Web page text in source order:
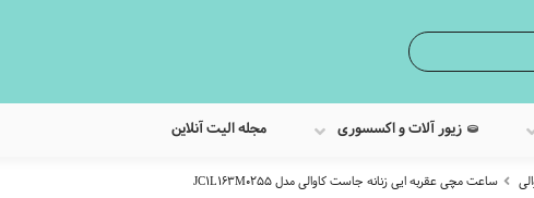
زیور آلات و اکسسوری مجله الیت آنلاین
ساعت مچی عقربه ایی زنانه جاست کاوالی مدل JC1L163M0255